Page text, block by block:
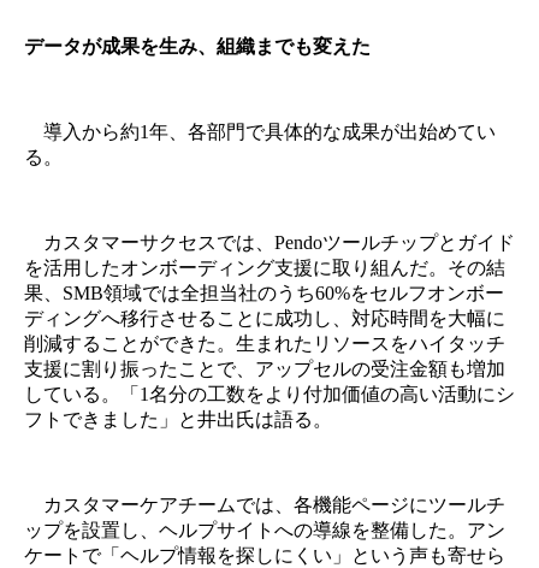
データが成果を生み、組織までも変えた
導入から約1年、各部門で具体的な成果が出始めてい
る。
カスタマーサクセスでは、Pendoツールチップとガイド
を活用したオンボーディング支援に取り組んだ。その結
果、SMB領域では全担当社のうち60%をセルフオンボー
ディングへ移行させることに成功し、対応時間を大幅に
削減することができた。生まれたリソースをハイタッチ
支援に割り振ったことで、アップセルの受注金額も増加
している。「1名分の工数をより付加価値の高い活動にシ
フトできました」と井出氏は語る。
カスタマーケアチームでは、各機能ページにツールチ
ップを設置し、ヘルプサイトへの導線を整備した。アン
ケートで「ヘルプ情報を探しにくい」という声も寄せら